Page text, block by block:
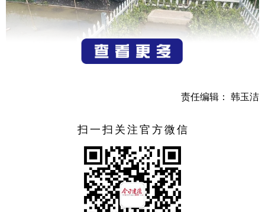
针对上述情况，大同镇立即制定整改方案，布置分工后
强化落实，并第一时间向冯大伯反馈处理意见。一是现场施
工，打开泵站对提升泵进行全面检查和维修。二是修复完成
责任编辑： 韩玉洁
扫一扫关注官方微信